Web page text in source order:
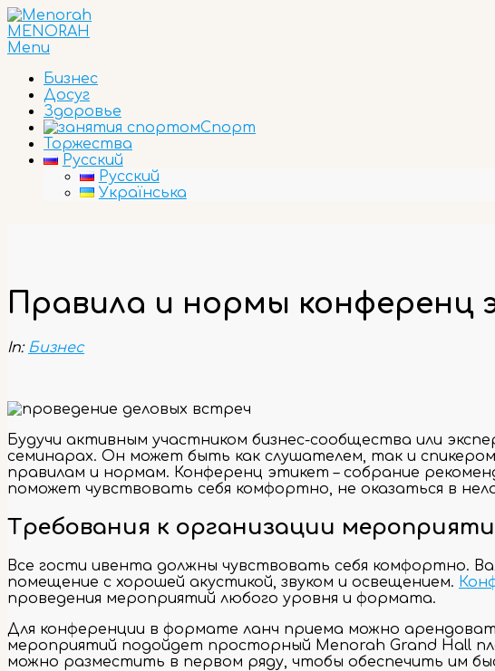
Skip
to
content
MENORAH
Primary
Menu
Menu
Бизнес
Досуг
Здоровье
Спорт
Торжества
Русский
Русский
Українська
Правила и нормы конференц
In: Бизнес
Будучи активным участником бизнес-сообщества или
семинарах. Он может быть как слушателем, так и
правилам и нормам. Конференц этикет – собрание
поможет чувствовать себя комфортно, не оказаться в
Требования к организации
Все гости ивента должны чувствовать себя комфортно.
помещение с хорошей акустикой, звуком и освещением.
проведения мероприятий любого уровня и формата.
Для конференции в формате ланч приема можно
мероприятий подойдет просторный Menorah Grand Hall
можно разместить в первом ряду, чтобы обеспечить им